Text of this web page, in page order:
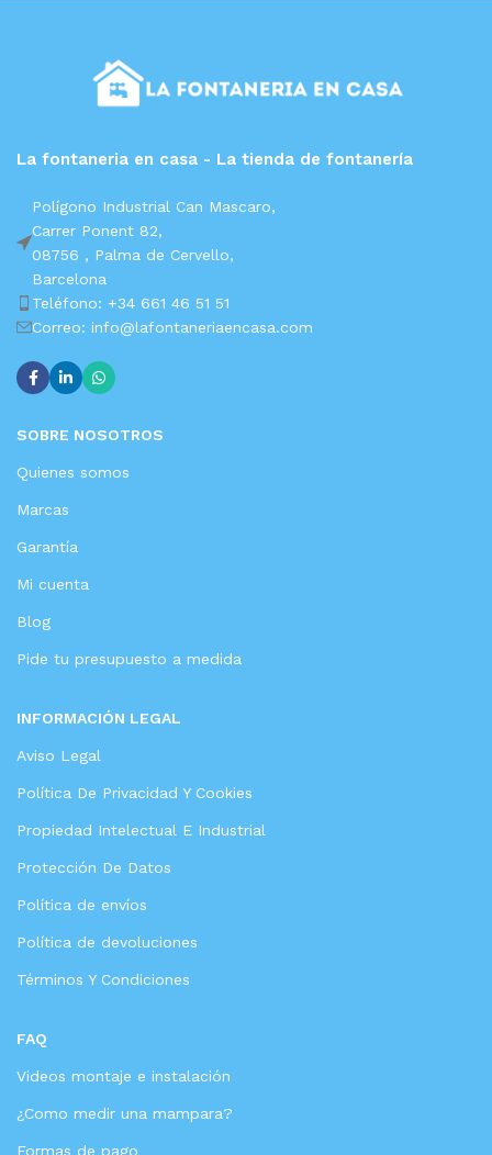
La fontaneria en casa - La tienda de fontanería
Polígono Industrial Can Mascaro,
Carrer Ponent 82,
08756 , Palma de Cervello,
Barcelona
Teléfono: +34 661 46 51 51
Correo: info@lafontaneriaencasa.com
SOBRE NOSOTROS
Quienes somos
Marcas
Garantía
Mi cuenta
Blog
Pide tu presupuesto a medida
INFORMACIÓN LEGAL
Aviso Legal
Política De Privacidad Y Cookies
Propiedad Intelectual E Industrial
Protección De Datos
Política de envíos
Política de devoluciones
Términos Y Condiciones
FAQ
Videos montaje e instalación
¿Como medir una mampara?
Formas de pago